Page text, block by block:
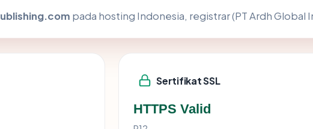
pada hosting Indonesia, registrar (PT Ardh Global
Sertifikat SSL
HTTPS Valid